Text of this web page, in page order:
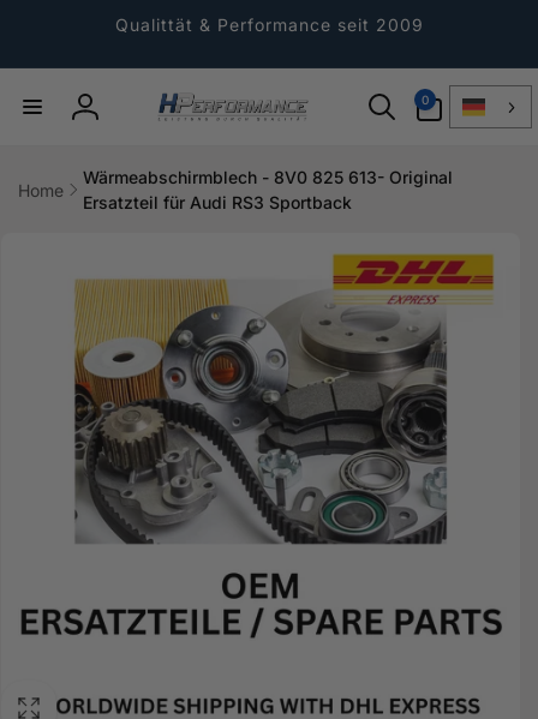
Qualittät & Performance seit 2009
Einloggen
0
Artikel
Home
Wärmeabschirmblech - 8V0 825 613- Original
Ersatzteil für Audi RS3 Sportback